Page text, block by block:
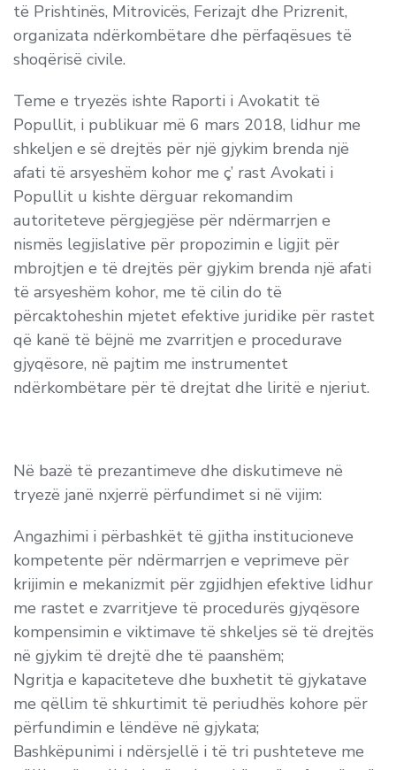
të Prishtinës, Mitrovicës, Ferizajt dhe Prizrenit,
organizata ndërkombëtare dhe përfaqësues të
shoqërisë civile.
Teme e tryezës ishte Raporti i Avokatit të
Popullit, i publikuar më 6 mars 2018, lidhur me
shkeljen e së drejtës për një gjykim brenda një
afati të arsyeshëm kohor me ç’ rast Avokati i
Popullit u kishte dërguar rekomandim
autoriteteve përgjegjëse për ndërmarrjen e
nismës legjislative për propozimin e ligjit për
mbrojtjen e të drejtës për gjykim brenda një afati
të arsyeshëm kohor, me të cilin do të
përcaktoheshin mjetet efektive juridike për rastet
që kanë të bëjnë me zvarritjen e procedurave
gjyqësore, në pajtim me instrumentet
ndërkombëtare për të drejtat dhe liritë e njeriut.
Në bazë të prezantimeve dhe diskutimeve në
tryezë janë nxjerrë përfundimet si në vijim:
Angazhimi i përbashkët të gjitha institucioneve
kompetente për ndërmarrjen e veprimeve për
krijimin e mekanizmit për zgjidhjen efektive lidhur
me rastet e zvarritjeve të procedurës gjyqësore
kompensimin e viktimave të shkeljes së të drejtës
në gjykim të drejtë dhe të paanshëm;
Ngritja e kapaciteteve dhe buxhetit të gjykatave
me qëllim të shkurtimit të periudhës kohore për
përfundimin e lëndëve në gjykata;
Bashkëpunimi i ndërsjellë i të tri pushteteve me